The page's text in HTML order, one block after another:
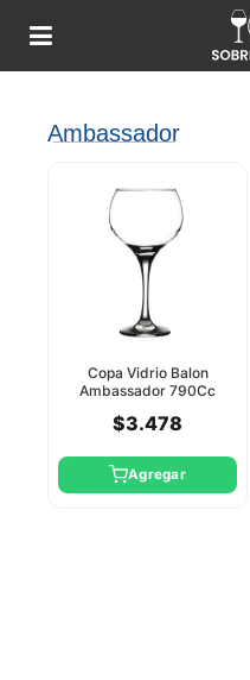
Ambassador
Copa Vidrio Balon
Ambassador 790Cc
$3.478
Agregar